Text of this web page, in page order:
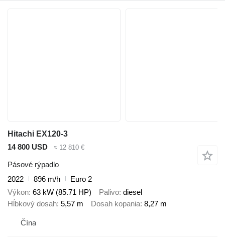
Hitachi EX120-3
14 800 USD
≈ 12 810 €
Pásové rýpadlo
2022
896 m/h
Euro 2
Výkon 63 kW (85.71 HP) Palivo diesel
Hĺbkový dosah 5,57 m Dosah kopania 8,27 m
Čína